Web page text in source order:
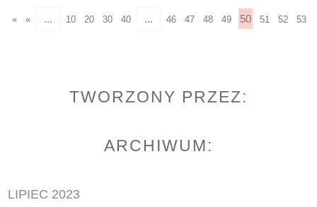
« « ... 10 20 30 40 ... 46 47 48 49 50 51 52 53
TWORZONY PRZEZ:
ARCHIWUM:
LIPIEC 2023